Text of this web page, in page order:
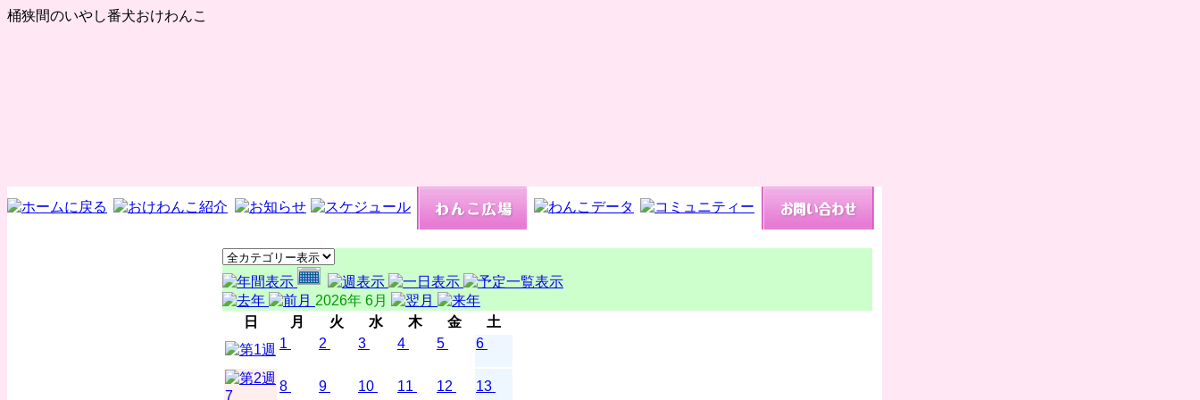
桶狭間のいやし番犬おけわんこ
2026年 6月
日
月 火 水 木 金
土
1
2 3 4 5 6
7
8 9 10 11 12 13